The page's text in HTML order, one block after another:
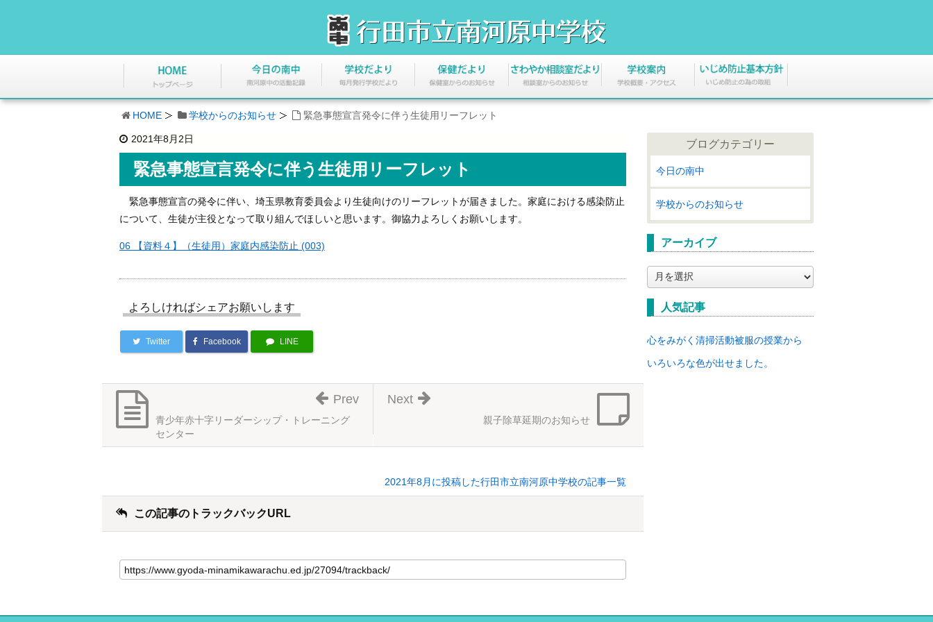
HOME 学校からのお知らせ 緊急事態宣言発令に伴う生徒用リーフレット
2021年8月2日
緊急事態宣言発令に伴う生徒用リーフレット
緊急事態宣言の発令に伴い、埼玉県教育委員会より生徒向けのリーフレットが届きました。家庭における感染防止
について、生徒が主役となって取り組んでほしいと思います。御協力よろしくお願いします。
06 【資料４】（生徒用）家庭内感染防止 (003)
よろしければシェアお願いします
Twitter Facebook LINE
親子除草延期のお知らせ
Next
青少年赤十字リーダーシップ・トレーニング
センター
Prev
2021年8月に投稿した行田市立南河原中学校の記事一覧
この記事のトラックバックURL
ブログカテゴリー
今日の南中
学校からのお知らせ
アーカイブ
ー
カ
イ
人気記事
心をみがく清掃活動被服の授業から
いろいろな色が出せました。